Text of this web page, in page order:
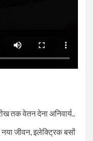
तक वेतन देना अनिवार्य..
नया जीवन, इलेक्ट्रिक बसों